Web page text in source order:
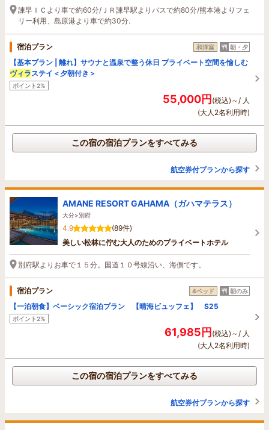
諫早ＩＣより車で約60分/ＪＲ諫早駅よりバスで約80分/熊本港よりフェ
リー利用、島原港より車で約30分.
宿泊プラン 和洋室 朝・夕
【基本プラン | 離れ】サウナと温泉で整う休日 プライベート空間を愉しむ
ヴィラ ステイ＜夕朝付き＞
ポイント2%
55,000円(税込)～/ 人
(大人2名利用時)
この宿の宿泊プランをすべてみる
航空券付プランから探す
AMANE RESORT GAHAMA（ガハマテラス）
大分>別府
4.9
(89件)
美しい松林に佇む大人のためのプライベートホテル
別府駅よりお車で１５分。国道１０号線沿い、海側です。
宿泊プラン 4ベッド 朝のみ
【一泊朝食】ベーシック宿泊プラン 【晴海ビュッフェ】 S25
ポイント2%
61,985円(税込)～/ 人
(大人2名利用時)
この宿の宿泊プランをすべてみる
航空券付プランから探す